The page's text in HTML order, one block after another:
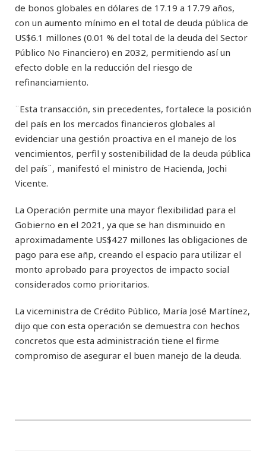
de bonos globales en dólares de 17.19 a 17.79 años,
con un aumento mínimo en el total de deuda pública de
US$6.1 millones (0.01 % del total de la deuda del Sector
Público No Financiero) en 2032, permitiendo así un
efecto doble en la reducción del riesgo de
refinanciamiento.
¨Esta transacción, sin precedentes, fortalece la posición
del país en los mercados financieros globales al
evidenciar una gestión proactiva en el manejo de los
vencimientos, perfil y sostenibilidad de la deuda pública
del país¨, manifestó el ministro de Hacienda, Jochi
Vicente.
La Operación permite una mayor flexibilidad para el
Gobierno en el 2021, ya que se han disminuido en
aproximadamente US$427 millones las obligaciones de
pago para ese añp, creando el espacio para utilizar el
monto aprobado para proyectos de impacto social
considerados como prioritarios.
La viceministra de Crédito Público, María José Martínez,
dijo que con esta operación se demuestra con hechos
concretos que esta administración tiene el firme
compromiso de asegurar el buen manejo de la deuda.